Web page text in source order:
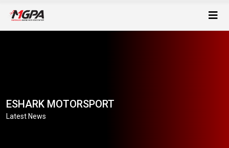
ESHARK MOTORSPORT
Latest News